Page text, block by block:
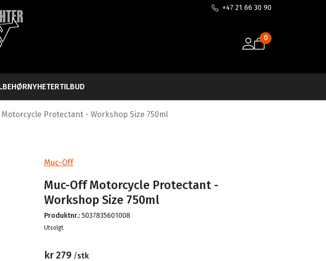
+47 21 66 30 90
0
NYHETERTILBUD
Protectant - Workshop Size 750ml
Muc-Off
Muc-Off Motorcycle Protectant -
Workshop Size 750ml
Produktnr.: 5037835601008
Lager
Utsolgt
kr 279 /stk